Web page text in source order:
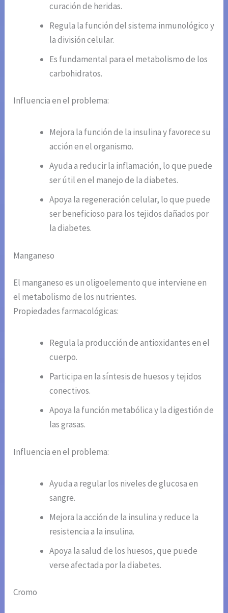
curación de heridas.
Regula la función del sistema inmunológico y
la división celular.
Es fundamental para el metabolismo de los
carbohidratos.
Influencia en el problema:
Mejora la función de la insulina y favorece su
acción en el organismo.
Ayuda a reducir la inflamación, lo que puede
ser útil en el manejo de la diabetes.
Apoya la regeneración celular, lo que puede
ser beneficioso para los tejidos dañados por
la diabetes.
Manganeso
El manganeso es un oligoelemento que interviene en
el metabolismo de los nutrientes.
Propiedades farmacológicas:
Regula la producción de antioxidantes en el
cuerpo.
Participa en la síntesis de huesos y tejidos
conectivos.
Apoya la función metabólica y la digestión de
las grasas.
Influencia en el problema:
Ayuda a regular los niveles de glucosa en
sangre.
Mejora la acción de la insulina y reduce la
resistencia a la insulina.
Apoya la salud de los huesos, que puede
verse afectada por la diabetes.
Cromo